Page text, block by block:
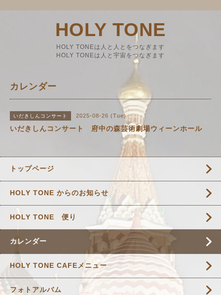
HOLY TONE
HOLY TONEは人と人とをつなぎます
HOLY TONEは人と宇宙をつなぎます
カレンダー
いだきしんコンサート 2025-08-26 (Tue)
いだきしんコンサート 府中の森芸術劇場ウィーンホール
トップページ
HOLY TONE からのお知らせ
HOLY TONE 便り
カレンダー
HOLY TONE CAFEメニュー
フォトアルバム